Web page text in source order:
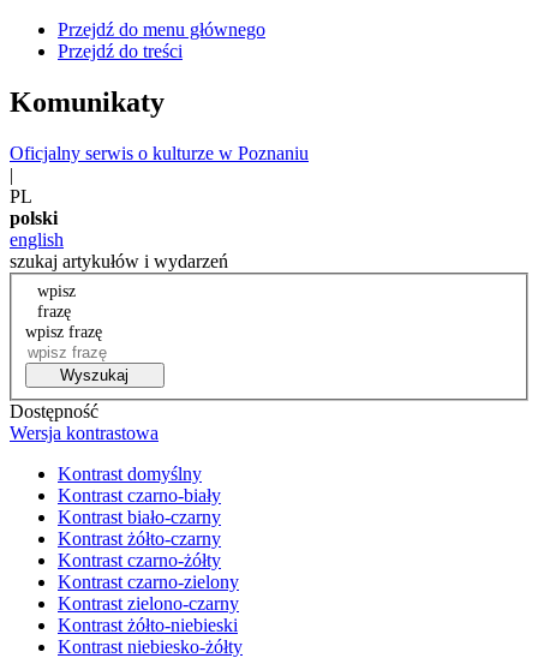
Przejdź do menu głównego
Przejdź do treści
Komunikaty
Oficjalny serwis o kulturze w Poznaniu
|
PL
polski
english
szukaj artykułów i wydarzeń
wpisz
frazę
wpisz frazę
Wyszukaj
Dostępność
Wersja kontrastowa
Kontrast domyślny
Kontrast czarno-biały
Kontrast biało-czarny
Kontrast żółto-czarny
Kontrast czarno-żółty
Kontrast czarno-zielony
Kontrast zielono-czarny
Kontrast żółto-niebieski
Kontrast niebiesko-żółty